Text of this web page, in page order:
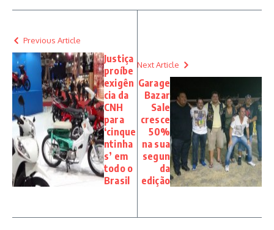
Previous Article
Justiça
proíbe
exigên
cia da
CNH
para
‘cinque
ntinha
s’ em
todo o
Brasil
Next Article
Garage
Bazar
Sale
cresce
50%
na sua
segun
da
edição